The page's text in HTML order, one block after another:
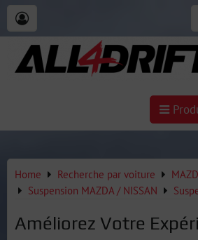
Home Recherche par voiture
Suspension MAZDA / NISSAN
Améliorez Votre